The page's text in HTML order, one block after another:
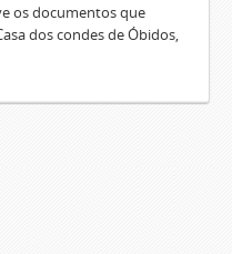
os documentos que
dos condes de Óbidos,